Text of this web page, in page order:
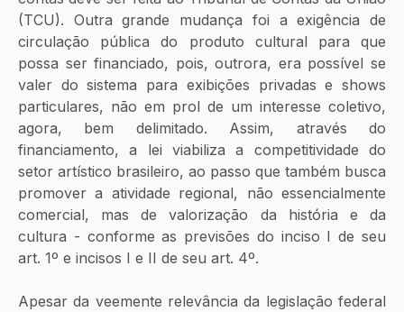
(TCU). Outra grande mudança foi a exigência de
circulação pública do produto cultural para que
possa ser financiado, pois, outrora, era possível se
valer do sistema para exibições privadas e shows
particulares, não em prol de um interesse coletivo,
agora, bem delimitado. Assim, através do
financiamento, a lei viabiliza a competitividade do
setor artístico brasileiro, ao passo que também busca
promover a atividade regional, não essencialmente
comercial, mas de valorização da história e da
cultura - conforme as previsões do inciso I de seu
art. 1º e incisos I e II de seu art. 4º.
Apesar da veemente relevância da legislação federal